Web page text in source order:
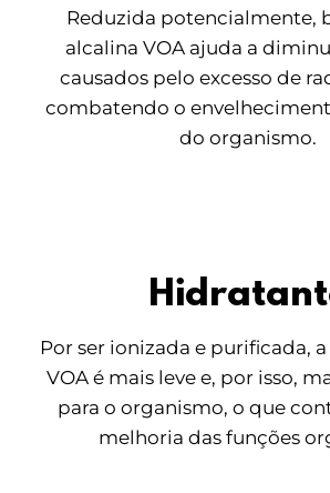
Reduzida potencialmente,
alcalina VOA ajuda a
causados pelo excesso de
combatendo o
do organismo.
Por ser ionizada e purificada,
VOA é mais leve e, por isso,
para o organismo, o que
melhoria das funções